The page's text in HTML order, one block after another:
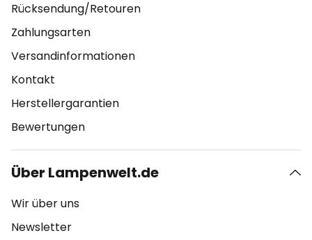
Rücksendung/Retouren
Zahlungsarten
Versandinformationen
Kontakt
Herstellergarantien
Bewertungen
Über Lampenwelt.de
Wir über uns
Newsletter